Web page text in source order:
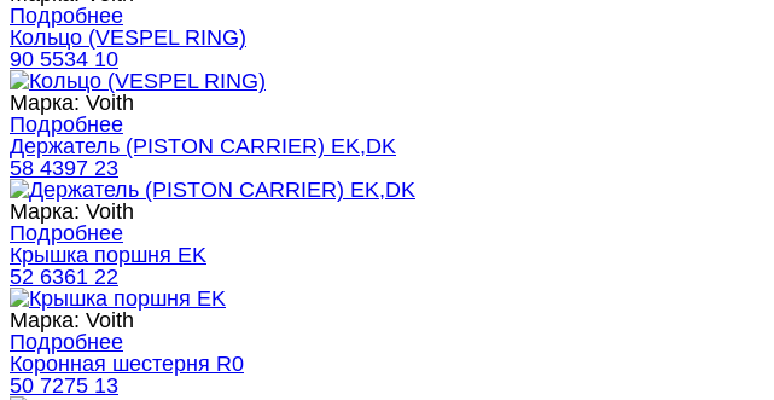
Подробнее
Кольцо (VESPEL RING)
90 5534 10
Марка: Voith
Подробнее
Держатель (PISTON CARRIER) EK,DK
58 4397 23
Марка: Voith
Подробнее
Крышка поршня EK
52 6361 22
Марка: Voith
Подробнее
Коронная шестерня R0
50 7275 13